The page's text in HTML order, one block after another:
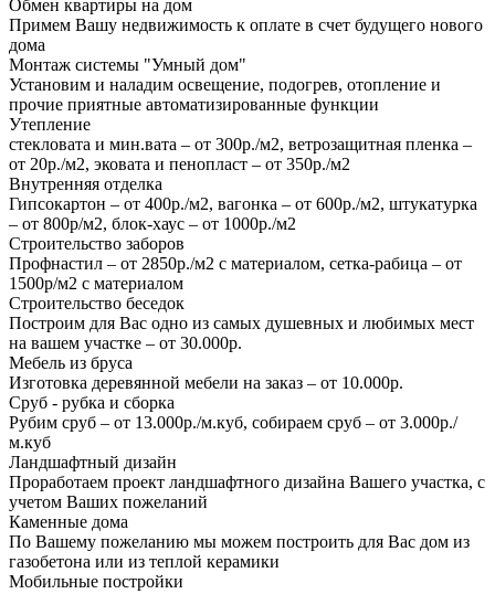
Обмен квартиры на дом
Примем Вашу недвижимость к оплате в счет будущего нового
дома
Монтаж системы "Умный дом"
Установим и наладим освещение, подогрев, отопление и
прочие приятные автоматизированные функции
Утепление
стекловата и мин.вата – от 300р./м2, ветрозащитная пленка –
от 20р./м2, эковата и пенопласт – от 350р./м2
Внутренняя отделка
Гипсокартон – от 400р./м2, вагонка – от 600р./м2, штукатурка
– от 800р/м2, блок-хаус – от 1000р./м2
Строительство заборов
Профнастил – от 2850р./м2 с материалом, сетка-рабица – от
1500р/м2 с материалом
Строительство беседок
Построим для Вас одно из самых душевных и любимых мест
на вашем участке – от 30.000р.
Мебель из бруса
Изготовка деревянной мебели на заказ – от 10.000р.
Сруб - рубка и сборка
Рубим сруб – от 13.000р./м.куб, собираем сруб – от 3.000р./
м.куб
Ландшафтный дизайн
Проработаем проект ландшафтного дизайна Вашего участка, с
учетом Ваших пожеланий
Каменные дома
По Вашему пожеланию мы можем построить для Вас дом из
газобетона или из теплой керамики
Мобильные постройки